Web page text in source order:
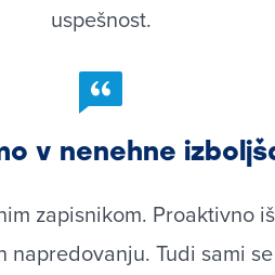
uspešnost.
v nenehne
zapisnikom. Proaktivno
Tudi sami